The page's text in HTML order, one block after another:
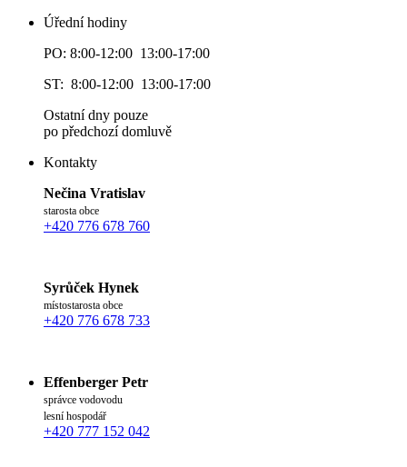
Úřední hodiny
PO: 8:00-12:00 13:00-17:00
ST: 8:00-12:00 13:00-17:00
Ostatní dny pouze
po předchozí domluvě
Kontakty
Nečina Vratislav
starosta obce
+420 776 678 760
Syrůček Hynek
místostarosta obce
+420 776 678 733
Effenberger Petr
správce vodovodu
lesní hospodář
+420 777 152 042